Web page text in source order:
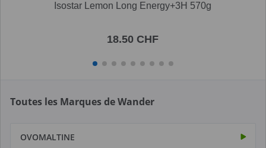
Isostar Lemon Long Energy+3H 570g
18.50 CHF
Toutes les Marques de Wander
OVOMALTINE